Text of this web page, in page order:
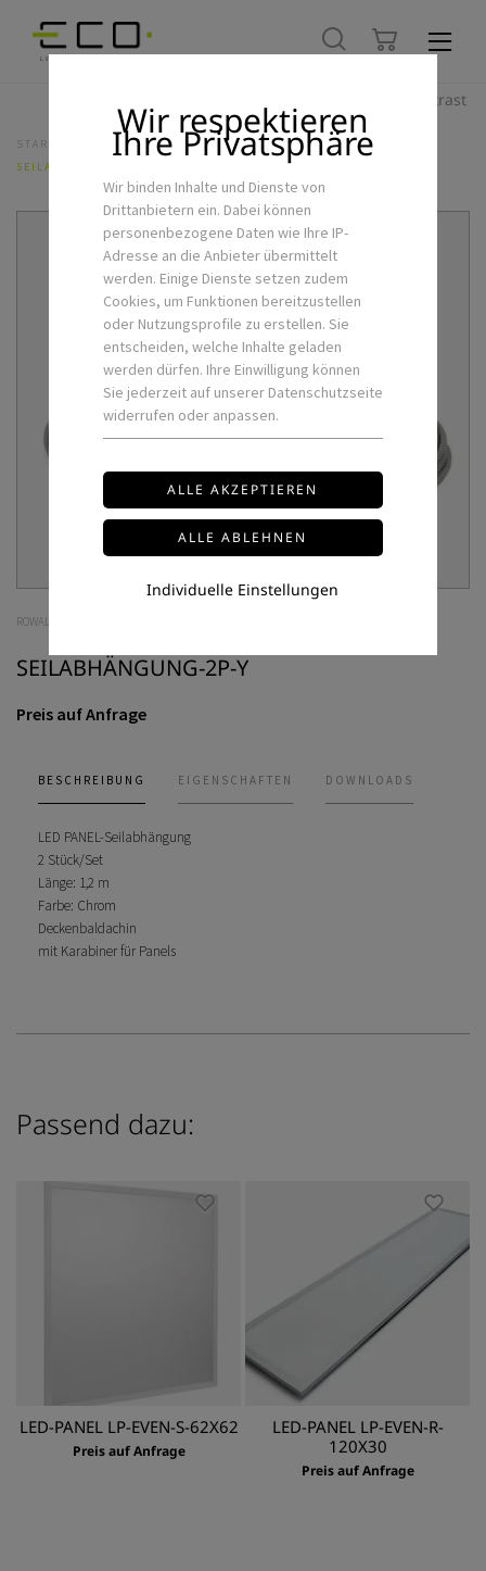
Hoher Kontrast
STARTSEITE LED-INNENLEUCHTEN
PANEL-LEUCHTE
SEILABHÄNGUNG-2P-Y
ROWALUX
SEILABHÄNGUNG-2P-Y
Preis auf Anfrage
BESCHREIBUNG EIGENSCHAFTEN DOWNLOADS
LED PANEL-Seilabhängung
2 Stück/Set
Länge: 1,2 m
Farbe: Chrom
Deckenbaldachin
mit Karabiner für Panels
Passend dazu:
LED-PANEL LP-EVEN-S-62X62
Preis auf Anfrage
LED-PANEL LP-EVEN-R-
120X30
Preis auf Anfrage
Wir respektieren
Ihre Privatsphäre
Wir binden Inhalte und Dienste von
Drittanbietern ein. Dabei können
personenbezogene Daten wie Ihre IP-
Adresse an die Anbieter übermittelt
werden. Einige Dienste setzen zudem
Cookies, um Funktionen bereitzustellen
oder Nutzungsprofile zu erstellen. Sie
entscheiden, welche Inhalte geladen
werden dürfen. Ihre Einwilligung können
Sie jederzeit auf unserer Datenschutzseite
widerrufen oder anpassen.
Individuelle Einstellungen